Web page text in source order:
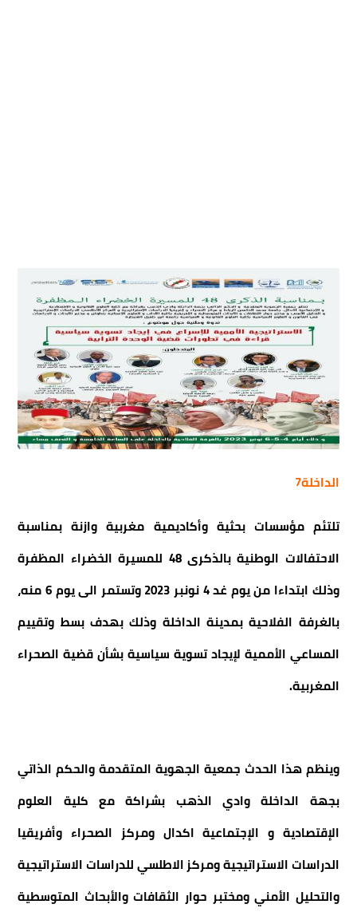
الداخلة7
تلتئم مؤسسات بحثية وأكاديمية مغربية وازنة بمناسبة
الاحتفالات الوطنية بالذكرى 48 للمسيرة الخضراء المظفرة
وذلك ابتداءا من يوم غد 4 نونبر 2023 وتستمر الى يوم 6 منه،
بالغرفة الفلاحية بمدينة الداخلة وذلك بهدف بسط وتقييم
المساعي الأممية لإيجاد تسوية سياسية بشأن قضية الصحراء
المغربية.
وينظم هذا الحدث جمعية الجهوية المتقدمة والحكم الذاتي
بجهة الداخلة وادي الذهب بشراكة مع كلية العلوم
الإقتصادية و الإجتماعية اكدال ومركز الصحراء وأفريقيا
الدراسات الاستراتيجية ومركز الاطلسي للدراسات الاستراتيجية
والتحليل الأمني ومختبر حوار الثقافات والأبحاث المتوسطية